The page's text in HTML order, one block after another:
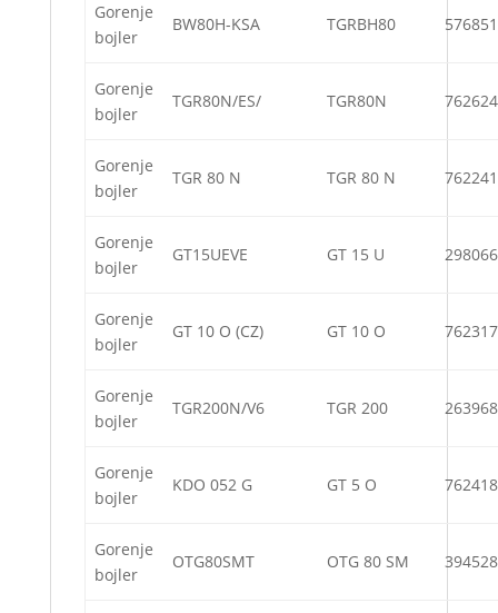
Gorenje
bojler
BW80H-KSA TGRBH80 576851
Gorenje
bojler
TGR80N/ES/ TGR80N 762624
Gorenje
bojler
TGR 80 N TGR 80 N 762241
Gorenje
bojler
GT15UEVE GT 15 U 298066
Gorenje
bojler
GT 10 O (CZ) GT 10 O 762317
Gorenje
bojler
TGR200N/V6 TGR 200 263968
Gorenje
bojler
KDO 052 G GT 5 O 762418
Gorenje
bojler
OTG80SMT OTG 80 SM 394528